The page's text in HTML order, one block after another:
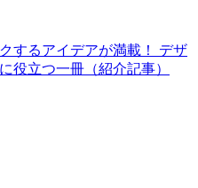
するアイデアが満載！ デザ
役立つ一冊（紹介記事）